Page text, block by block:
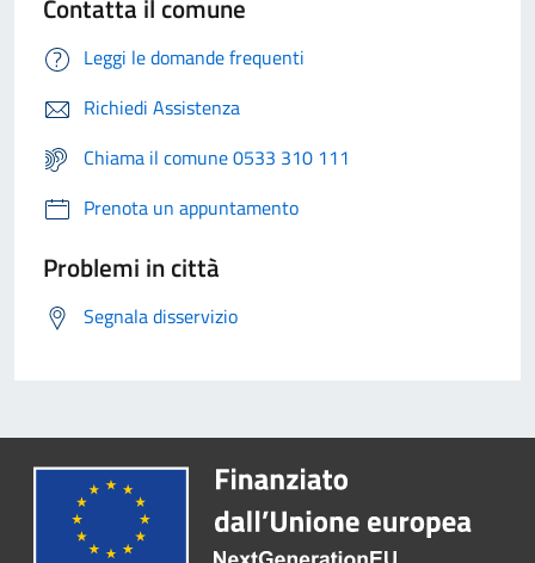
Contatta il comune
Leggi le domande frequenti
Richiedi Assistenza
Chiama il comune 0533 310 111
Prenota un appuntamento
Problemi in città
Segnala disservizio